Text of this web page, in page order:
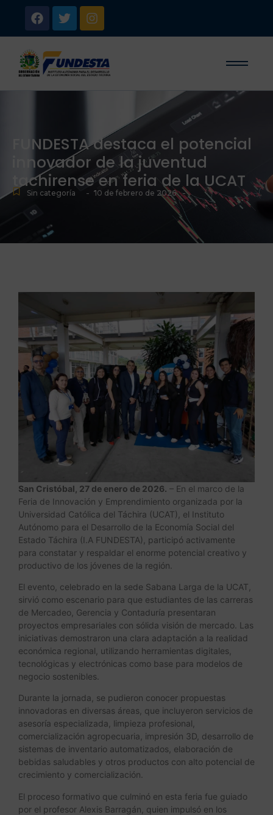
FUNDESTA destaca el potencial
innovador de la juventud
tachirense en feria de la UCAT
Sin categoría - 10 de febrero de 2026 -
San Cristóbal, 27 de enero de 2026. – En el marco de la
Feria de Innovación y Emprendimiento organizada por la
Universidad Católica del Táchira (UCAT), el Instituto
Autónomo para el Desarrollo de la Economía Social del
Estado Táchira (I.A FUNDESTA), participó activamente
para constatar y respaldar el enorme potencial creativo y
productivo de los jóvenes de la región.
El evento, celebrado en la sede Sabana Larga de la UCAT,
sirvió como escenario para que estudiantes de las carreras
de Mercadeo, Gerencia y Contaduría presentaran
proyectos empresariales con sólida visión de mercado. Las
iniciativas demostraron una clara adaptación a la realidad
económica regional, utilizando herramientas digitales,
tecnológicas y electrónicas como base para modelos de
negocio sostenibles.
Durante la jornada, se pudieron conocer propuestas
innovadoras en diversas áreas, que incluyeron servicios de
asesoría especializada, limpieza profesional,
comercialización agropecuaria, impresión 3D, desarrollo de
sistemas de inventario automatizados, elaboración de
bebidas saludables y otros productos con alto potencial de
crecimiento y comercialización.
El proceso formativo que culminó en esta feria fue guiado
por el profesor Alexis Barragán, quien impulsó en los